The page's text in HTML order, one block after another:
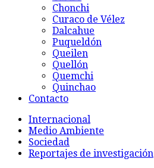
Chonchi
Curaco de Vélez
Dalcahue
Puqueldón
Queilen
Quellón
Quemchi
Quinchao
Contacto
Internacional
Medio Ambiente
Sociedad
Reportajes de investigación